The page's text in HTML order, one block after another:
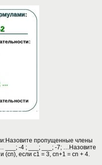
пропущенные члены
___; -4 ; ___; ___; -7; …Назовите
(сn), если с1 = 3, сn+1 = сn + 4.